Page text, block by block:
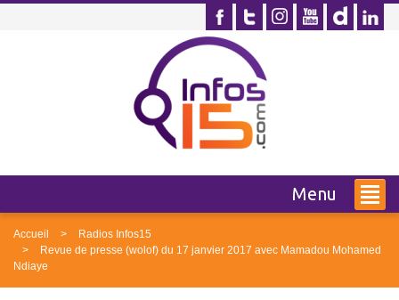
Menu
Accueil
Radios Infos15
Revue de presse (wolof) du 17 janvier 2017 avec Mamadou Mohamed
Ndiaye